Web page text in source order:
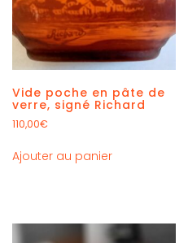
Vide poche en pâte de
verre, signé Richard
110,00€
Ajouter au panier